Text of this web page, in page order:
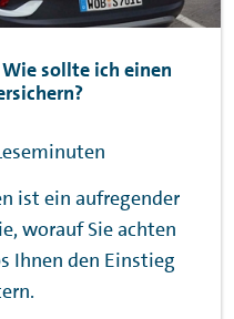
sollte ich einen
ist ein aufregender
worauf Sie achten
Ihnen den Einstieg